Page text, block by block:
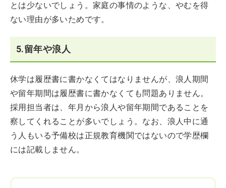
とは少ないでしょう。家庭の事情のような、やむを得
ない理由が多いためです。
5.留年や浪人
休学は履歴書に書かなくてはなりませんが、浪人期間
や留年期間は履歴書に書かなくても問題ありません。
採用担当者は、年月から浪人や留年期間であることを
察してくれることが多いでしょう。なお、浪人中に通
う人もいる予備校は正規教育機関ではないので学歴欄
には記載しません。